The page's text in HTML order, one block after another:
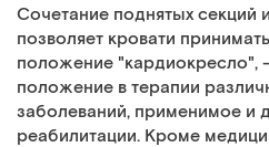
Сочетание поднятых секций
позволяет кровати
положение "кардиокресло",
положение в терапии
заболеваний, применимое и
реабилитации. Кроме